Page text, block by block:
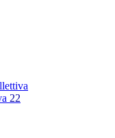
22